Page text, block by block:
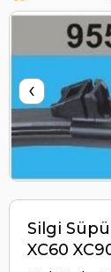
‹
Silgi
XC60